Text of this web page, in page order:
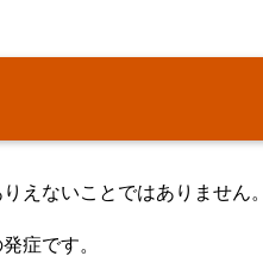
えないことではありません。
症です。